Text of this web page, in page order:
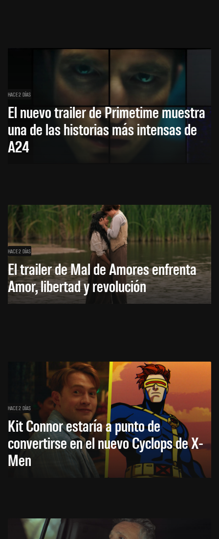
HACE 2 DÍAS
El nuevo trailer de Primetime muestra
una de las historias más intensas de
A24
HACE 2 DÍAS
El trailer de Mal de Amores enfrenta
Amor, libertad y revolución
HACE 2 DÍAS
Kit Connor estaría a punto de
convertirse en el nuevo Cyclops de X-
Men